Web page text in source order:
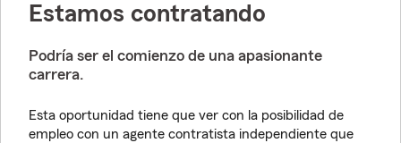
Estamos contratando
Podría ser el comienzo de una apasionante
carrera.
Esta oportunidad tiene que ver con la posibilidad de
empleo con un agente contratista independiente que